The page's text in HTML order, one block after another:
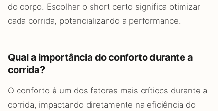
do corpo. Escolher o short certo significa otimizar
cada corrida, potencializando a performance.
Qual a importância do conforto durante a
corrida?
O conforto é um dos fatores mais críticos durante a
corrida, impactando diretamente na eficiência do